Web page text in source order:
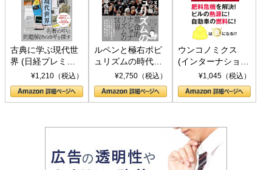
古典に学ぶ現代世
界 (日経プレミア
シリーズ)¥1,210（税込）
ルペンと極右ポピ
ュリズムの時代：
〈ヤヌス〉の二つ
の顔
¥2,750（税込）
ウンコノミクス
(インターナショナ
ル新書)¥1,045（税込）